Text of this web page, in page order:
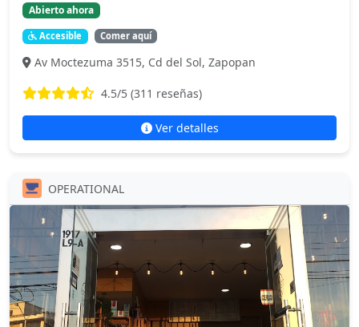
Abierto ahora
Accesible Comer aquí
Av Moctezuma 3515, Cd del Sol, Zapopan
4.5/5 (311 reseñas)
Ver detalles
OPERATIONAL